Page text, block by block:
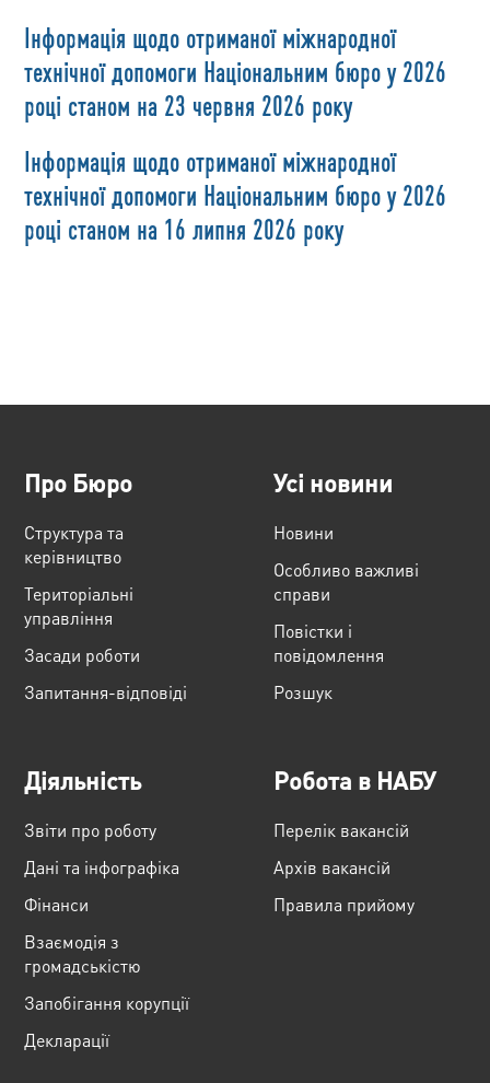
Інформація щодо отриманої міжнародної
технічної допомоги Національним бюро у 2026
році станом на 23 червня 2026 року
Інформація щодо отриманої міжнародної
технічної допомоги Національним бюро у 2026
році станом на 16 липня 2026 року
Про Бюро
Структура та
керівництво
Територіальні
управління
Засади роботи
Запитання-відповіді
Усі новини
Новини
Особливо важливі
справи
Повістки і
повідомлення
Розшук
Діяльність
Звіти про роботу
Дані та інфографіка
Фінанси
Взаємодія з
громадськістю
Запобігання корупції
Декларації
Робота в НАБУ
Перелік вакансій
Архів вакансій
Правила прийому